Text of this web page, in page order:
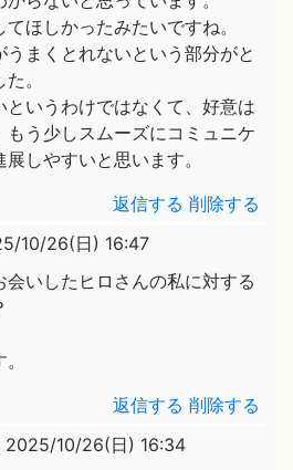
ほしかったみたいですね。
まくとれないという部分がと
。
というわけではなくて、好意は
う少しスムーズにコミュニケ
しやすいと思います。
返信する 削除する
10/26(日) 16:47
いしたヒロさんの私に対する
返信する 削除する
2025/10/26(日) 16:34